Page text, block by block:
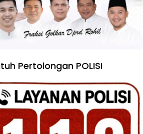
Pertolongan POLISI